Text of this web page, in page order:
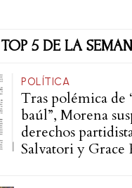
TOP 5 DE LA
POLÍTICA
Tras polémica de
baúl”, Morena
derechos
Salvatori y Grace